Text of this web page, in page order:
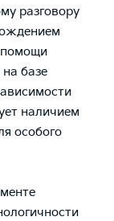
разговору
помощи
базе
наличием
особого